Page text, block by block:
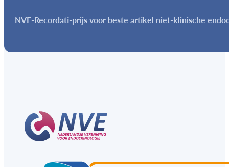
NVE-Recordati-prijs voor beste artikel niet-klinische